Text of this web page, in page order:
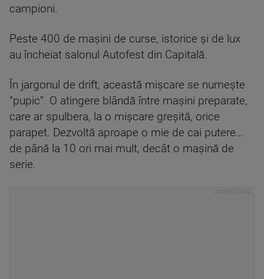
campioni.
Peste 400 de mașini de curse, istorice și de lux
au încheiat salonul Autofest din Capitală.
În jargonul de drift, această mișcare se numește
“pupic”. O atingere blândă între mașini preparate,
care ar spulbera, la o mișcare greșită, orice
parapet. Dezvoltă aproape o mie de cai putere…
de până la 10 ori mai mult, decât o mașină de
serie.